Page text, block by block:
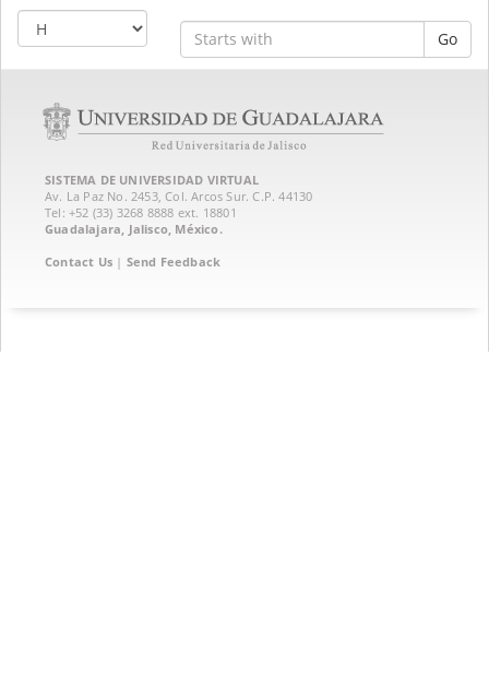
Go
SISTEMA DE UNIVERSIDAD VIRTUAL
Av. La Paz No. 2453, Col. Arcos Sur. C.P. 44130
Tel: +52 (33) 3268 8888‏ ext. 18801
Guadalajara, Jalisco, México.
Contact Us | Send Feedback